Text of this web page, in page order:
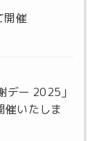
開催
デー 2025」
催いたしま